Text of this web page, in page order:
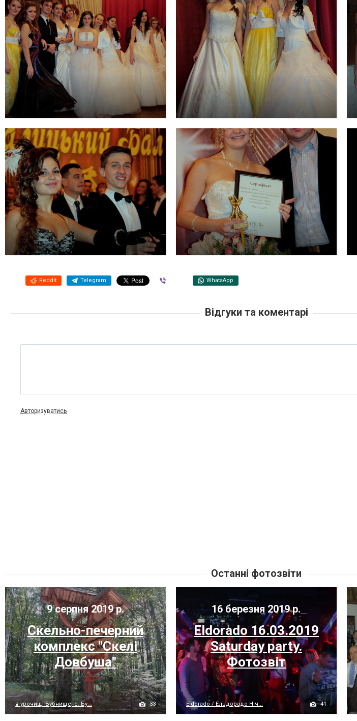
Reddit Telegram WhatsApp
Відгуки та коментарі
Авторизуватись
Останні фотозвіти
9 серпня 2019 р.
Скельно-печерний
комплекс "Скелі
Довбуша"
в урочищі Бубнище, с. Бу... 33
16 березня 2019 р.
Eldorado 16.03.2019
Saturday party.
Фотозвіт
Eldorado / Ельдорадо Ніч... 41